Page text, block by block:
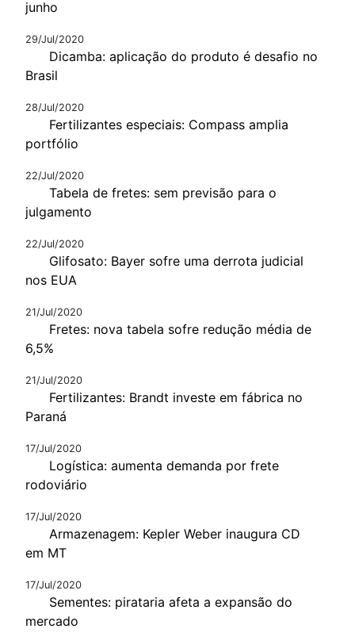
junho
29/Jul/2020
Dicamba: aplicação do produto é desafio no
Brasil
28/Jul/2020
Fertilizantes especiais: Compass amplia
portfólio
22/Jul/2020
Tabela de fretes: sem previsão para o
julgamento
22/Jul/2020
Glifosato: Bayer sofre uma derrota judicial
nos EUA
21/Jul/2020
Fretes: nova tabela sofre redução média de
6,5%
21/Jul/2020
Fertilizantes: Brandt investe em fábrica no
Paraná
17/Jul/2020
Logística: aumenta demanda por frete
rodoviário
17/Jul/2020
Armazenagem: Kepler Weber inaugura CD
em MT
17/Jul/2020
Sementes: pirataria afeta a expansão do
mercado